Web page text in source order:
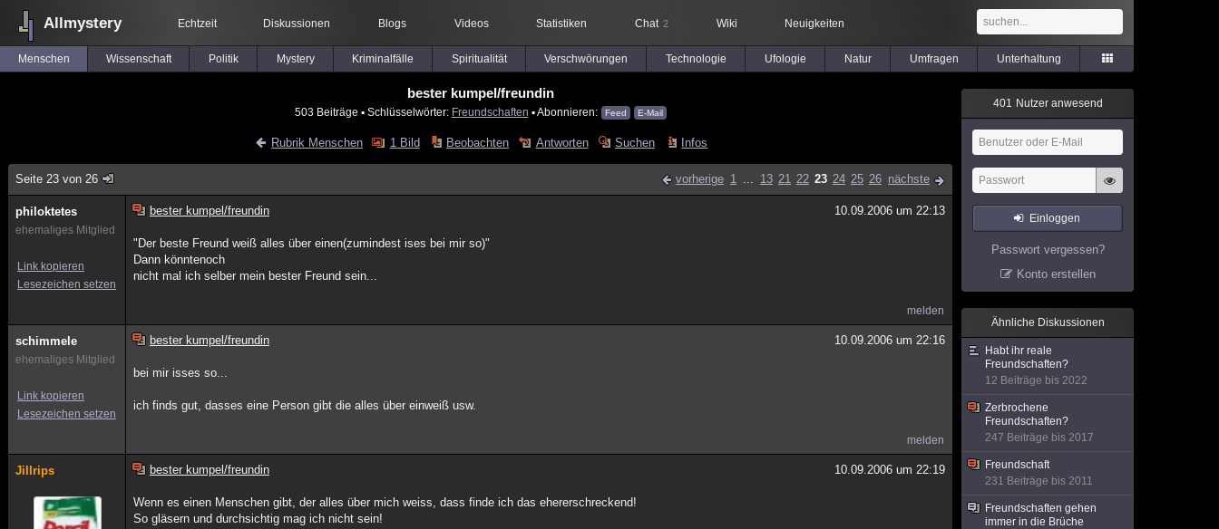
Allmystery Echtzeit Diskussionen Blogs Videos Statistiken Chat 2 Wiki Neuigkeiten
Menschen Wissenschaft Politik Mystery Kriminalfälle Spiritualität Verschwörungen Technologie Ufologie Natur Umfragen Unterhaltung
bester kumpel/freundin
503 Beiträge ▪ Schlüsselwörter: Freundschaften ▪ Abonnieren: Feed E-Mail
Rubrik Menschen 1 Bild Beobachten Antworten Suchen Infos
Seite 23 von 26 vorherige 1 ... 13 21 22 23 24 25 26 nächste
philoktetes
ehemaliges Mitglied
Link kopieren
Lesezeichen setzen
bester kumpel/freundin 10.09.2006 um 22:13
"Der beste Freund weiß alles über einen(zumindest ises bei mir so)"
Dann könntenoch
nicht mal ich selber mein bester Freund sein...
melden
schimmele
ehemaliges Mitglied
Link kopieren
Lesezeichen setzen
bester kumpel/freundin 10.09.2006 um 22:16
bei mir isses so...
ich finds gut, dasses eine Person gibt die alles über einweiß usw.
melden
Jillrips bester kumpel/freundin 10.09.2006 um 22:19
Wenn es einen Menschen gibt, der alles über mich weiss, dass finde ich das ehererschreckend!
So gläsern und durchsichtig mag ich nicht sein!
401 Nutzer anwesend
Einloggen
Passwort vergessen?
Konto erstellen
Ähnliche Diskussionen
Habt ihr reale
Freundschaften?
12 Beiträge bis 2022
Zerbrochene
Freundschaften?
247 Beiträge bis 2017
Freundschaft
231 Beiträge bis 2011
Freundschaften gehen
immer in die Brüche